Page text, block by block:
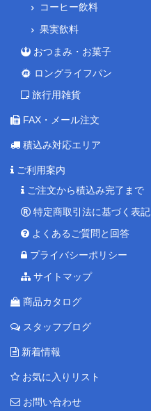
コーヒー飲料
果実飲料
おつまみ・お菓子
ロングライフパン
旅行用雑貨
FAX・メール注文
積込み対応エリア
ご利用案内
ご注文から積込み完了まで
特定商取引法に基づく表記
よくあるご質問と回答
プライバシーポリシー
サイトマップ
商品カタログ
スタッフブログ
新着情報
お気に入りリスト
お問い合わせ